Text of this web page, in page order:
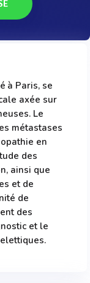
à Paris, se
axée sur
Le
métastases
en
des
ainsi que
et de
de
des
et le